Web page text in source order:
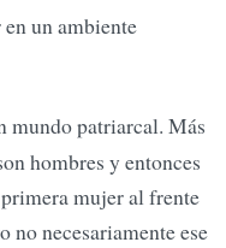
un ambiente
mundo patriarcal. Más
hombres y entonces
mujer al frente
necesariamente ese